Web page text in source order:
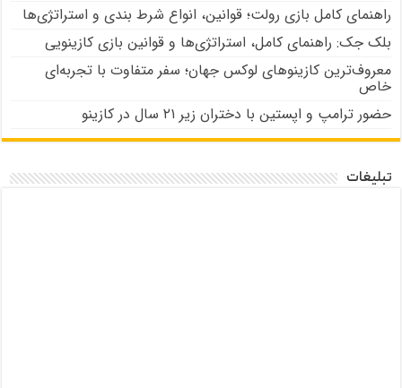
راهنمای کامل بازی رولت؛ قوانین، انواع شرط بندی و استراتژی‌ها
بلک جک: راهنمای کامل، استراتژی‌ها و قوانین بازی کازینویی
معروف‌ترین کازینوهای لوکس جهان؛ سفر متفاوت با تجربه‌ای
خاص
حضور ترامپ و اپستین با دختران زیر ۲۱ سال در کازینو
تبلیغات